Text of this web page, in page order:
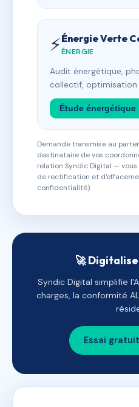
⚡Énergie Verte
ÉNERGIE
Audit énergétique,
collectif, optimisation
Étude énergétique
Demande transmise au
destinataire de vos
relation Syndic Digital —
de rectification et
confidentialité).
🚀
Syndic Digital simplifie
charges, la conformité
Essai